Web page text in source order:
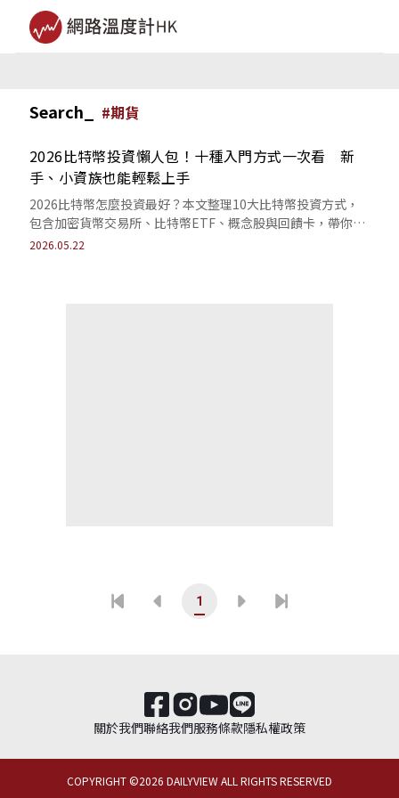
Search_ #期貨
2026比特幣投資懶人包！十種入門方式一次看 新
手、小資族也能輕鬆上手
2026比特幣怎麼投資最好？本文整理10大比特幣投資方式，
包含加密貨幣交易所、比特幣ETF、概念股與回饋卡，帶你一
次看懂風險、門檻與收益差異。
2026.05.22
1
關於我們聯絡我們服務條款隱私權政策
COPYRIGHT ©2026 DAILYVIEW ALL RIGHTS RESERVED